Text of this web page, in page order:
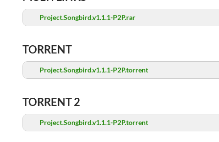
Project.Songbird.v1.1.1-P2P.rar
TORRENT
Project.Songbird.v1.1.1-P2P.torrent
TORRENT 2
Project.Songbird.v1.1.1-P2P.torrent